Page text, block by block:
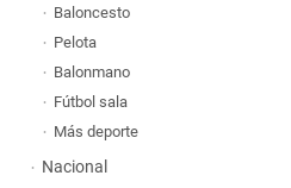
Baloncesto
Pelota
Balonmano
Fútbol sala
Más deporte
Nacional